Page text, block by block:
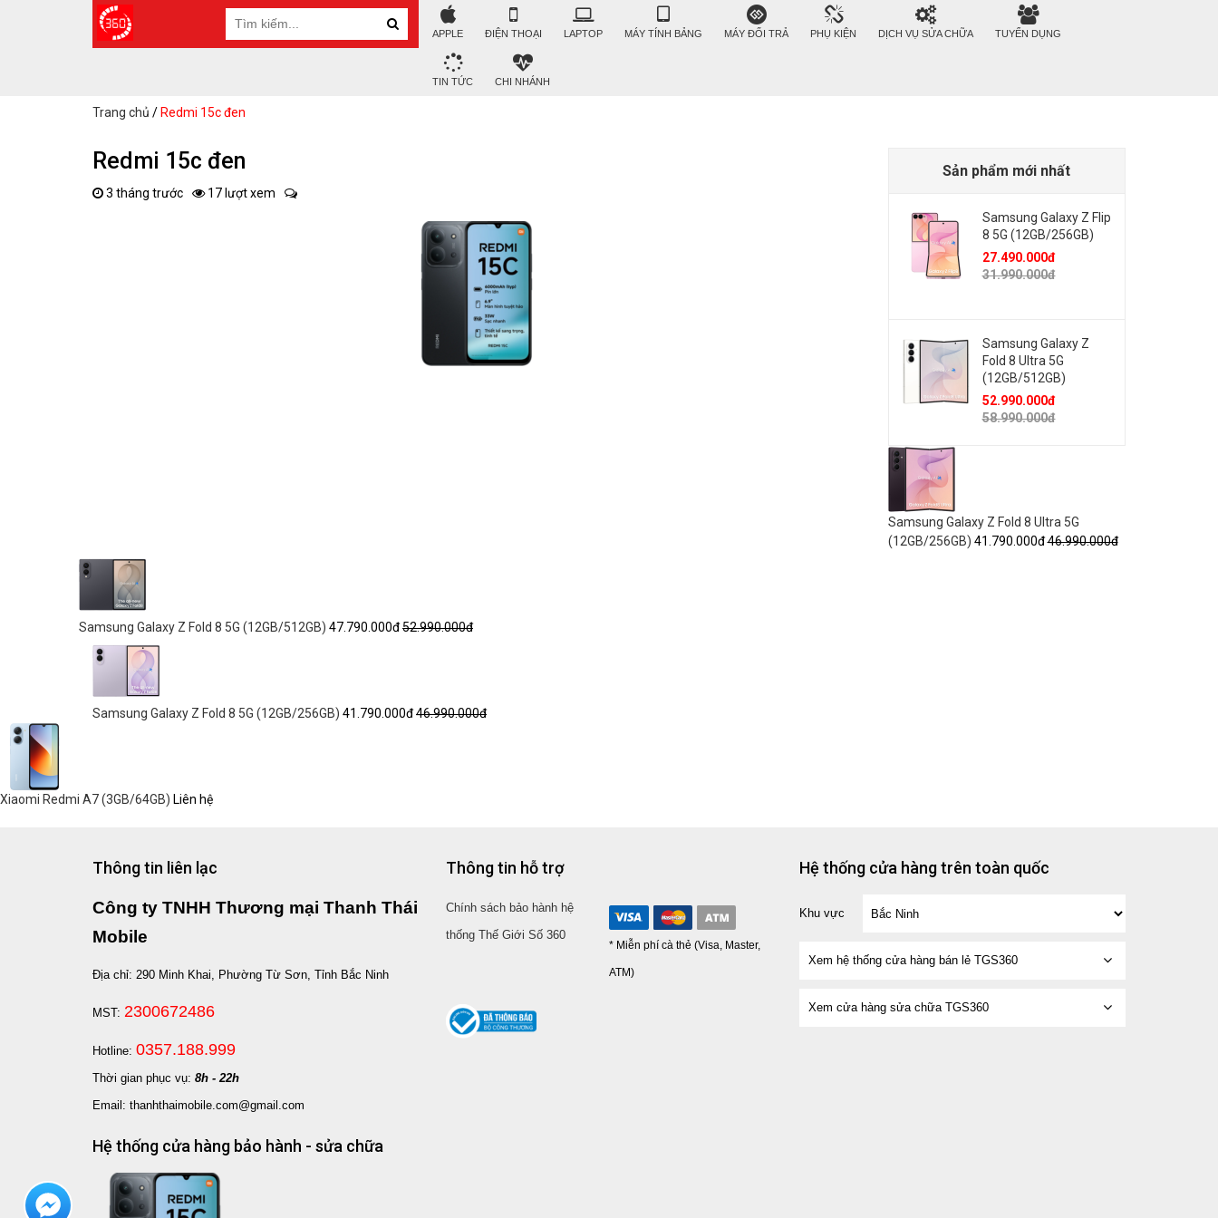
APPLE ĐIỆN THOẠI LAPTOP MÁY TÍNH BẢNG MÁY ĐỔI TRẢ PHỤ KIỆN DỊCH VỤ SỬA CHỮA TUYỂN DỤNG
TIN TỨC CHI NHÁNH
Trang chủ / Redmi 15c đen
Redmi 15c đen
3 tháng trước 17 lượt xem
Sản phẩm mới nhất
Samsung Galaxy Z Flip
8 5G (12GB/256GB)
27.490.000đ
31.990.000đ
Samsung Galaxy Z
Fold 8 Ultra 5G
(12GB/512GB)
52.990.000đ
58.990.000đ
Samsung Galaxy Z Fold 8 Ultra 5G
(12GB/256GB) 41.790.000đ46.990.000đ
Samsung Galaxy Z Fold 8 5G (12GB/512GB) 47.790.000đ52.990.000đ
Samsung Galaxy Z Fold 8 5G (12GB/256GB) 41.790.000đ46.990.000đ
Xiaomi Redmi A7 (3GB/64GB) Liên hệ
Thông tin liên lạc
Công ty TNHH Thương mại Thanh Thái
Mobile
Địa chỉ: 290 Minh Khai, Phường Từ Sơn, Tỉnh Bắc Ninh
MST: 2300672486
Hotline: 0357.188.999
Thời gian phục vụ: 8h - 22h
Email: thanhthaimobile.com@gmail.com
Hệ thống cửa hàng bảo hành - sửa chữa
Thông tin hỗ trợ
Chính sách bảo hành hệ
thống Thế Giới Số 360
* Miễn phí cà thẻ (Visa, Master,
ATM)
Hệ thống cửa hàng trên toàn quốc
Khu vực
Xem hệ thống cửa hàng bán lẻ TGS360
Xem cửa hàng sửa chữa TGS360